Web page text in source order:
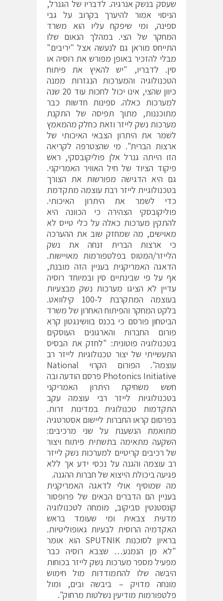
שעסק בנשק אנרגיה. לדבריו של הגנרל,
הניסוי אמור להיערך בקרוב על גבי
ספינה, ומי שיפקח עליו הוא משרד
המחקר של הצי. במהלך הנאום שלו
התייחס מוראן גם לנעשה אצל "יריבים"
מבלי להזכיר באופן מפורש את רוסיה או
סין. לדבריו, "יש להאיץ את פיתוח
הטכנולוגיה והמערכות הנגזרות ממנה
כיוון שהצי, אינו יכול לחכות עוד 20 שנה
למערכות כאלה. ספינות חדשות כבר
מתוכננות, מתוך תפיסה של התקנת
מערכות נשק לייזר וזאת כחלק מהמאמץ
לשמר את היתרון הצבאי האיכותי של
ארצות הברית". מי שהצטרפה לקריאה
הזו הייתה גנרל אלן פוליקובסקי, ראש
פיקוד הציוד של חיל האוויר האמריקני.
גם היא הדגישה מפורשות את הצורך
בטכנולוגיית לייזר רבת עוצמה מתקדמת
כדי לשמר את היתרון האיכותי.
פוליקובסקי הצהירה כי הכוונה היא
להתקין מערכות כאלה על כלי טייס לא
מאוישים, מה שמחזק שוב את ההערכה
כי ארצות הברית זנחה את נשק
הלייזר/המטוס בפלטפורמות מאויישות.
הדאגה האמריקנית בעניין הזה מובנת,
אף על פי שבינתיים סין ובמיוחד רוסיה
עדיין לא הציגו מערכות נשק מבצעיות
בעוצמה המתקרבת ל-100 קילוואט.
בלקט המחקר והפיתוח האחרון של משרד
הביטחון פורסם כי בכנס בוושינגטון קרא
פורום החברות והארגונים העוסקים
בטכנולוגיה פוטונית: "לחזק את הבסיס
התעשייתי של יצור טכנולוגיות לייזר רב
עוצמה". הפורום הקרוי National
Photonics Initiative פרסם הודעה ובה
חשש משחיקת היתרון האמריקני
בטכנולוגיות לייזר רבי עוצמה עקב
התקדמות טכנולוגית במדינות זרות.
בפרסום קראו החברות ליישום אסטרטגיה
מתואמת הנשענת על שני מרכיבים:
השקעה מתאימה בתשתית פיתוח ויצור
של רכיבים קריטיים למערכות נשק לייזר
רב עוצמה והגנה על נכסי ידע אך ללא
פגיעה ביכולת הייצוא של חברות ההגנה.
מה שמוסיף אולי לדאגה האמריקנית
בעניין הם הדברים הבאים של פרופסור
קונסטנטין סביקוב, מומחה לטכנולוגיה
מדעית צבאית ומי שעומד בראש
האקדמיה הרוסית לבעיות גאופוליטיות.
בראיון לסוכנות SPUTNIK הוא אומר
"לא מן הנמנע… שצבא רוסיה כבר
מפעיל מספר מערכות נשק לייזר בכוחות
היבשה שלו להתמודדות מול חימוש
מונחה מדויק – ביבשה ובים, ומול
פלטפורמות מודיעין נשלטות מרחוק".